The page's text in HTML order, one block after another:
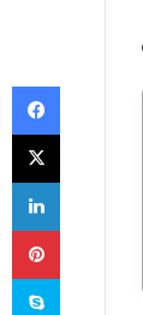
Facebook
X
LinkedIn
Pinterest
Skype